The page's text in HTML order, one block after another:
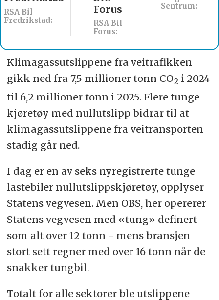
RSA Bil
Forus
Sentrum:
Åsane
Klimagassutslippene fra veitrafikken
gikk ned fra 7,5 millioner tonn CO2 i 2024
til 6,2 millioner tonn i 2025. Flere tunge
kjøretøy med nullutslipp bidrar til at
klimagassutslippene fra veitransporten
stadig går ned.
I dag er en av seks nyregistrerte tunge
lastebiler nullutslippskjøretøy, opplyser
Statens vegvesen. Men OBS, her opererer
Statens vegvesen med «tung» definert
som alt over 12 tonn - mens bransjen
stort sett regner med over 16 tonn når de
snakker tungbil.
Totalt for alle sektorer ble utslippene